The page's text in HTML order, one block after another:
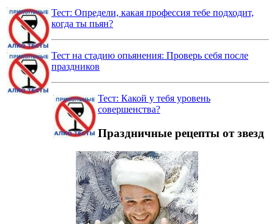
Тест: Определи, какая профессия тебе подходит,
когда ты пьян?
Тест на стадию опьянения: Проверь себя после
праздников
Тест: Какой у тебя уровень
совершенства?
Праздничные рецепты от звезд